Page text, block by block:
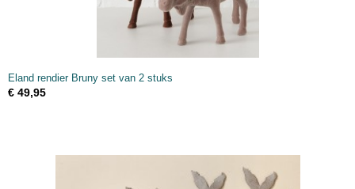
Eland rendier Bruny set van 2 stuks
€ 49,95